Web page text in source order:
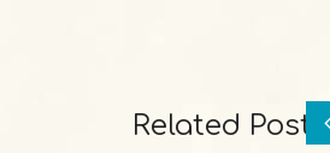
Related Posts